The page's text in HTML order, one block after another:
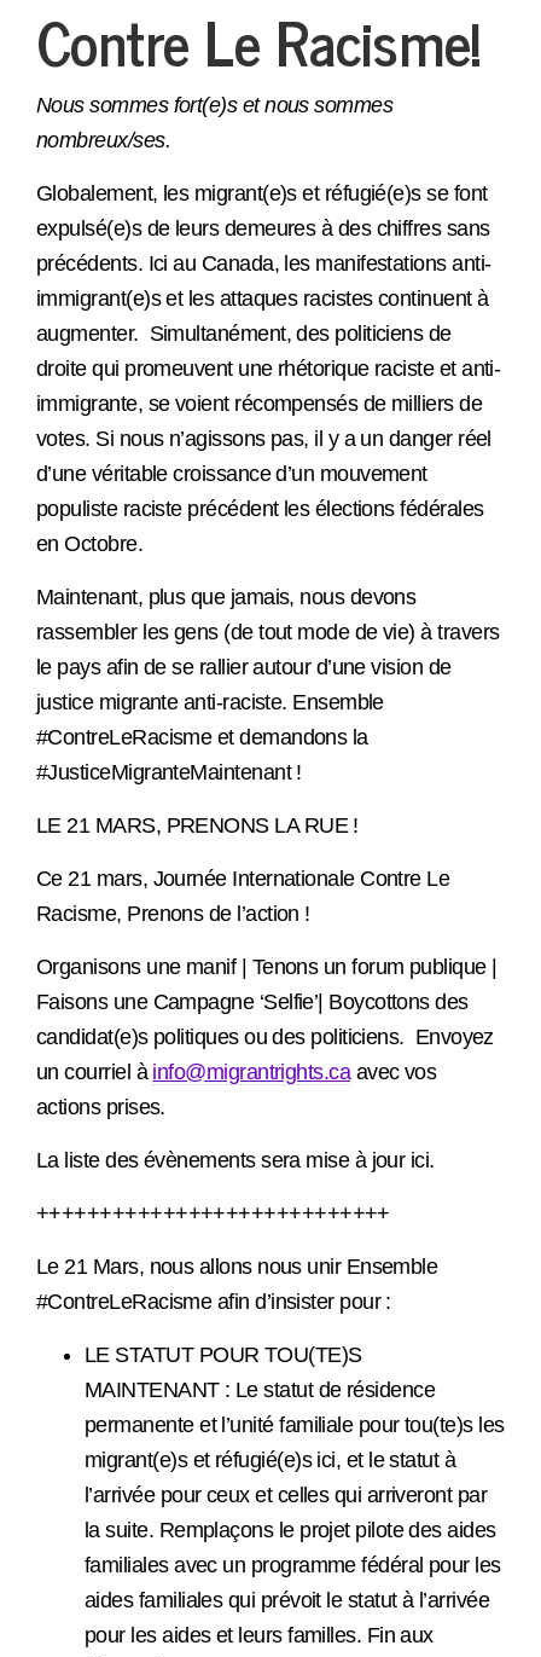
Contre Le Racisme!
Nous sommes fort(e)s et nous sommes
nombreux/ses.
Globalement, les migrant(e)s et réfugié(e)s se font
expulsé(e)s de leurs demeures à des chiffres sans
précédents. Ici au Canada, les manifestations anti-
immigrant(e)s et les attaques racistes continuent à
augmenter. Simultanément, des politiciens de
droite qui promeuvent une rhétorique raciste et anti-
immigrante, se voient récompensés de milliers de
votes. Si nous n’agissons pas, il y a un danger réel
d’une véritable croissance d’un mouvement
populiste raciste précédent les élections fédérales
en Octobre.
Maintenant, plus que jamais, nous devons
rassembler les gens (de tout mode de vie) à travers
le pays afin de se rallier autour d’une vision de
justice migrante anti-raciste. Ensemble
#ContreLeRacisme et demandons la
#JusticeMigranteMaintenant !
LE 21 MARS, PRENONS LA RUE !
Ce 21 mars, Journée Internationale Contre Le
Racisme, Prenons de l’action !
Organisons une manif | Tenons un forum publique |
Faisons une Campagne ‘Selfie’ | Boycottons des
candidat(e)s politiques ou des politiciens. Envoyez
un courriel à info@migrantrights.caavec vos
actions prises.
La liste des évènements sera mise à jour ici.
++++++++++++++++++++++++++++
Le 21 Mars, nous allons nous unir Ensemble
#ContreLeRacisme afin d’insister pour :
LE STATUT POUR TOU(TE)S
MAINTENANT : Le statut de résidence
permanente et l’unité familiale pour tou(te)s les
migrant(e)s et réfugié(e)s ici, et le statut à
l’arrivée pour ceux et celles qui arriveront par
la suite. Remplaçons le projet pilote des aides
familiales avec un programme fédéral pour les
aides familiales qui prévoit le statut à l’arrivée
pour les aides et leurs familles. Fin aux